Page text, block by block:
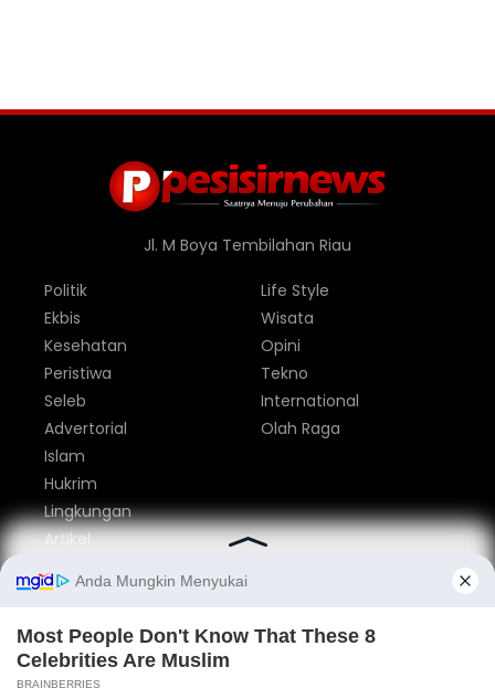
Jl. M Boya Tembilahan Riau
Politik
Ekbis
Kesehatan
Peristiwa
Seleb
Advertorial
Life Style
Wisata
Opini
Tekno
International
Olah Raga
Islam
Hukrim
Lingkungan
Artikel
Parlemen
Nasional
Tentang Kami Redaksi